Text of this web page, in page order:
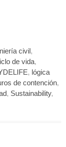
civil ,
de vida,
, lógica
de contención,
, Sustainability,